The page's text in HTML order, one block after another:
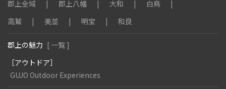
郡上全域
郡上八幡 大和
白鳥
高鷲
美並 明宝 和良
郡上の魅力 [ 一覧 ]
［アウトドア］
GUJO Outdoor Experiences